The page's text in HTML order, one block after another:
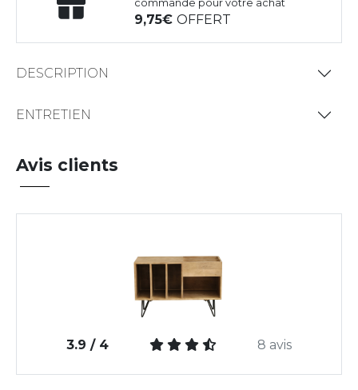
commande pour votre achat
9,75OFFERT
DESCRIPTION
ENTRETIEN
Avis clients
3.9 / 4 8 avis